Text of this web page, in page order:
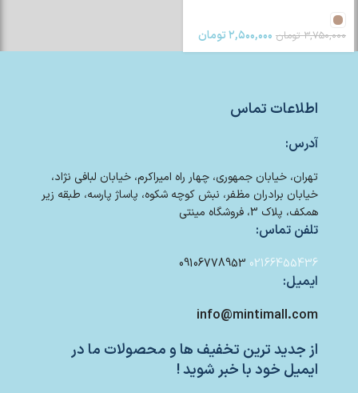
۳,۷۵۰,۰۰۰ تومان ۲,۵۰۰,۰۰۰تومان
اطلاعات تماس
آدرس:
تهران، خیابان جمهوری، چهار راه امیراکرم، خیابان لبافی نژاد،
خیابان برادران مظفر، نبش کوچه شکوه، پاساژ پارسه، طبقه زیر
همکف، پلاک 3، فروشگاه مینتی
تلفن تماس:
02166455436
09106778953
ایمیل:
info@mintimall.com
از جدید ترین تخفیف ها و محصولات ما در
ایمیل خود با خبر شوید !